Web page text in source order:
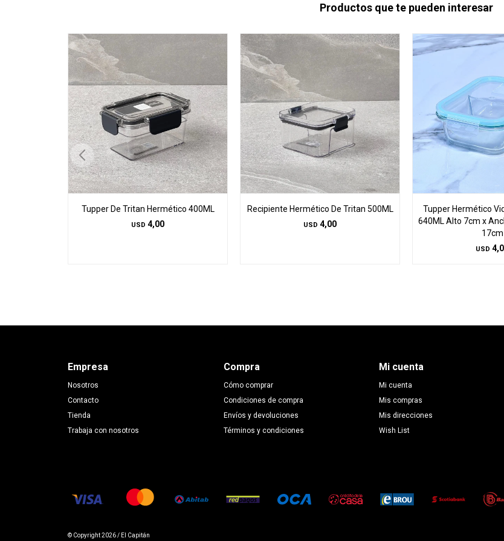
Productos que te pueden interesar
Tupper De Tritan Hermético 400ML
USD 4,00
Recipiente Hermético De Tritan 500ML
USD 4,00
Tupper Hermético
640ML Alto 7cm x
17cm
USD
Empresa
Nosotros
Contacto
Tienda
Trabaja con nosotros
Compra
Cómo comprar
Condiciones de compra
Envíos y devoluciones
Términos y condiciones
Mi cuenta
Mi cuenta
Mis compras
Mis direcciones
Wish List
© Copyright 2026 / El Capitán